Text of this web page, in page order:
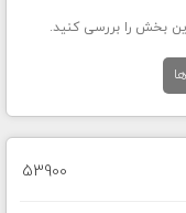
بخش را بررسی کنید.
53900